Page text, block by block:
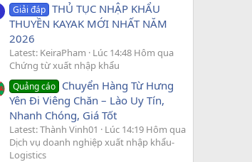
Giải đáp THỦ TỤC NHẬP KHẨU
THUYỀN KAYAK MỚI NHẤT NĂM
2026
Latest: KeiraPham
Lúc 14:48 Hôm qua
Chứng từ xuất nhập khẩu
Quảng cáo Chuyển Hàng Từ Hưng
Yên Đi Viêng Chăn – Lào Uy Tín,
Nhanh Chóng, Giá Tốt
Latest: Thành Vinh01
Lúc 14:19 Hôm qua
Dịch vụ doanh nghiệp xuất nhập khẩu-
Logistics